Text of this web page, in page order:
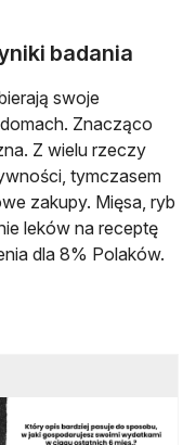
badania
swoje
Znacząco
Z wielu rzeczy
tymczasem
zakupy. Mięsa, ryb
leków na receptę
dla 8% Polaków.